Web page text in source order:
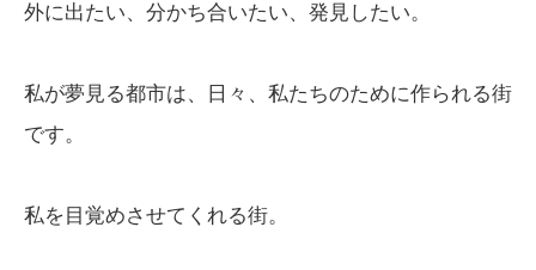
外に出たい、分かち合いたい、発見したい。
私が夢見る都市は、日々、私たちのために作られる街
です。
私を目覚めさせてくれる街。